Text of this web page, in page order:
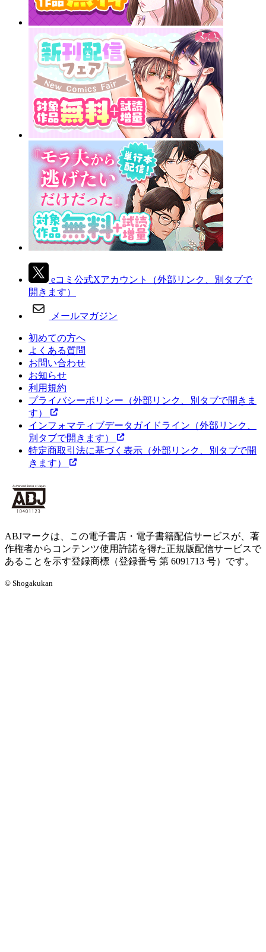
eコミ公式Xアカウント
（外部リンク、別タブで
開きます）
メールマガジン
初めての方へ
よくある質問
お問い合わせ
お知らせ
利用規約
プライバシーポリシー （外部リンク、別タブで開きま
す）
インフォマティブデータガイドライン （外部リンク、
別タブで開きます）
特定商取引法に基づく表示 （外部リンク、別タブで開
きます）
ABJマークは、この電子書店・電子書籍配信サービスが、著
作権者からコンテンツ使用許諾を得た正規版配信サービスで
あることを示す登録商標（登録番号 第 6091713 号）です。
© Shogakukan